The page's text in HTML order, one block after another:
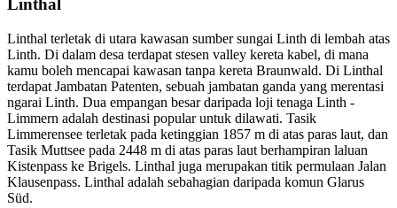
Linthal
Linthal terletak di utara kawasan sumber sungai Linth di lembah atas
Linth. Di dalam desa terdapat stesen valley kereta kabel, di mana
kamu boleh mencapai kawasan tanpa kereta Braunwald. Di Linthal
terdapat Jambatan Patenten, sebuah jambatan ganda yang merentasi
ngarai Linth. Dua empangan besar daripada loji tenaga Linth -
Limmern adalah destinasi popular untuk dilawati. Tasik
Limmerensee terletak pada ketinggian 1857 m di atas paras laut, dan
Tasik Muttsee pada 2448 m di atas paras laut berhampiran laluan
Kistenpass ke Brigels. Linthal juga merupakan titik permulaan Jalan
Klausenpass. Linthal adalah sebahagian daripada komun Glarus
Süd.